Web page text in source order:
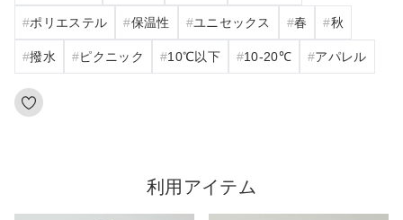
ポリエステル 保温性 ユニセックス 春 秋
撥水 ピクニック 10℃以下 10‐20℃ アパレル
利用アイテム